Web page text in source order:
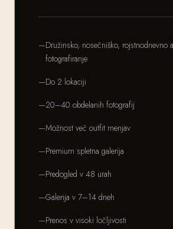
Družinsko, nosečniško, rojstnodnevno
fotografiranje
Do 2 lokaciji
20–40 obdelanih fotografij
Možnost več outfit menjav
Premium spletna galerija
Predogled v 48 urah
Galerija v 7–14 dneh
Prenos v visoki ločljivosti